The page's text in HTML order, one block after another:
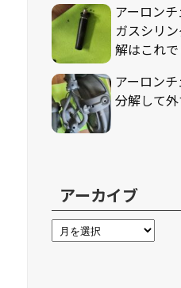
アーロンチ
ガスシリ
解はこれで
アーロンチ
分解して
アーカイブ